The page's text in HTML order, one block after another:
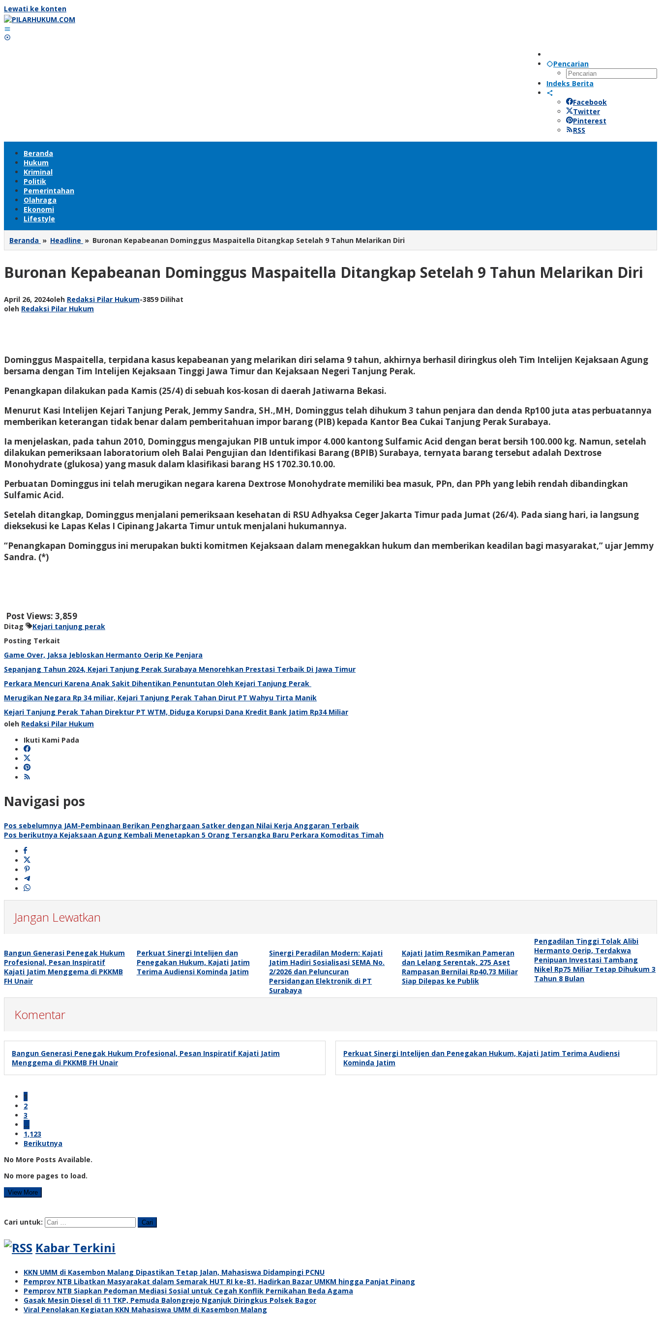
Lewati ke konten
Pencarian
Indeks Berita
Facebook
Twitter
Pinterest
RSS
Beranda
Hukum
Kriminal
Politik
Pemerintahan
Olahraga
Ekonomi
Lifestyle
Beranda » Headline » Buronan Kepabeanan Dominggus Maspaitella Ditangkap Setelah 9 Tahun Melarikan Diri
Buronan Kepabeanan Dominggus Maspaitella Ditangkap Setelah 9 Tahun Melarikan Diri
April 26, 2024oleh Redaksi Pilar Hukum-3859 Dilihat
oleh Redaksi Pilar Hukum
Dominggus Maspaitella, terpidana kasus kepabeanan yang melarikan diri selama 9 tahun, akhirnya berhasil diringkus oleh Tim Intelijen Kejaksaan Agung
bersama dengan Tim Intelijen Kejaksaan Tinggi Jawa Timur dan Kejaksaan Negeri Tanjung Perak.
Penangkapan dilakukan pada Kamis (25/4) di sebuah kos-kosan di daerah Jatiwarna Bekasi.
Menurut Kasi Intelijen Kejari Tanjung Perak, Jemmy Sandra, SH.,MH, Dominggus telah dihukum 3 tahun penjara dan denda Rp100 juta atas perbuatannya
memberikan keterangan tidak benar dalam pemberitahuan impor barang (PIB) kepada Kantor Bea Cukai Tanjung Perak Surabaya.
Ia menjelaskan, pada tahun 2010, Dominggus mengajukan PIB untuk impor 4.000 kantong Sulfamic Acid dengan berat bersih 100.000 kg. Namun, setelah
dilakukan pemeriksaan laboratorium oleh Balai Pengujian dan Identifikasi Barang (BPIB) Surabaya, ternyata barang tersebut adalah Dextrose
Monohydrate (glukosa) yang masuk dalam klasifikasi barang HS 1702.30.10.00.
Perbuatan Dominggus ini telah merugikan negara karena Dextrose Monohydrate memiliki bea masuk, PPn, dan PPh yang lebih rendah dibandingkan
Sulfamic Acid.
Setelah ditangkap, Dominggus menjalani pemeriksaan kesehatan di RSU Adhyaksa Ceger Jakarta Timur pada Jumat (26/4). Pada siang hari, ia langsung
dieksekusi ke Lapas Kelas I Cipinang Jakarta Timur untuk menjalani hukumannya.
“Penangkapan Dominggus ini merupakan bukti komitmen Kejaksaan dalam menegakkan hukum dan memberikan keadilan bagi masyarakat,” ujar Jemmy
Sandra. (*)
Post Views: 3,859
Ditag
Kejari tanjung perak
Posting Terkait
Game Over, Jaksa Jebloskan Hermanto Oerip Ke Penjara
Sepanjang Tahun 2024, Kejari Tanjung Perak Surabaya Menorehkan Prestasi Terbaik Di Jawa Timur
Perkara Mencuri Karena Anak Sakit Dihentikan Penuntutan Oleh Kejari Tanjung Perak
Merugikan Negara Rp 34 miliar, Kejari Tanjung Perak Tahan Dirut PT Wahyu Tirta Manik
Kejari Tanjung Perak Tahan Direktur PT WTM, Diduga Korupsi Dana Kredit Bank Jatim Rp34 Miliar
oleh Redaksi Pilar Hukum
Ikuti Kami Pada
Navigasi pos
Pos sebelumnya JAM-Pembinaan Berikan Penghargaan Satker dengan Nilai Kerja Anggaran Terbaik
Pos berikutnya Kejaksaan Agung Kembali Menetapkan 5 Orang Tersangka Baru Perkara Komoditas Timah
Jangan Lewatkan
Bangun Generasi Penegak Hukum
Profesional, Pesan Inspiratif
Kajati Jatim Menggema di PKKMB
FH Unair
Perkuat Sinergi Intelijen dan
Penegakan Hukum, Kajati Jatim
Terima Audiensi Kominda Jatim
Sinergi Peradilan Modern: Kajati
Jatim Hadiri Sosialisasi SEMA No.
2/2026 dan Peluncuran
Persidangan Elektronik di PT
Surabaya
Kajati Jatim Resmikan Pameran
dan Lelang Serentak, 275 Aset
Rampasan Bernilai Rp40,73 Miliar
Siap Dilepas ke Publik
Pengadilan Tinggi Tolak Alibi
Hermanto Oerip, Terdakwa
Penipuan Investasi Tambang
Nikel Rp75 Miliar Tetap Dihukum 3
Tahun 8 Bulan
Komentar
Bangun Generasi Penegak Hukum Profesional, Pesan Inspiratif Kajati Jatim
Menggema di PKKMB FH Unair
Perkuat Sinergi Intelijen dan Penegakan Hukum, Kajati Jatim Terima Audiensi
Kominda Jatim
1
2
3
…
1,123
Berikutnya
No More Posts Available.
No more pages to load.
View More
Cari untuk:
Kabar Terkini
KKN UMM di Kasembon Malang Dipastikan Tetap Jalan, Mahasiswa Didampingi PCNU
Pemprov NTB Libatkan Masyarakat dalam Semarak HUT RI ke-81, Hadirkan Bazar UMKM hingga Panjat Pinang
Pemprov NTB Siapkan Pedoman Mediasi Sosial untuk Cegah Konflik Pernikahan Beda Agama
Gasak Mesin Diesel di 11 TKP, Pemuda Balongrejo Nganjuk Diringkus Polsek Bagor
Viral Penolakan Kegiatan KKN Mahasiswa UMM di Kasembon Malang